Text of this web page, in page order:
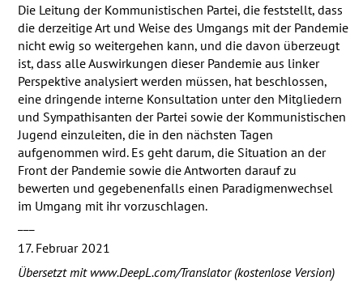
Die Leitung der Kommunistischen Partei, die feststellt, dass
die derzeitige Art und Weise des Umgangs mit der Pandemie
nicht ewig so weitergehen kann, und die davon überzeugt
ist, dass alle Auswirkungen dieser Pandemie aus linker
Perspektive analysiert werden müssen, hat beschlossen,
eine dringende interne Konsultation unter den Mitgliedern
und Sympathisanten der Partei sowie der Kommunistischen
Jugend einzuleiten, die in den nächsten Tagen
aufgenommen wird. Es geht darum, die Situation an der
Front der Pandemie sowie die Antworten darauf zu
bewerten und gegebenenfalls einen Paradigmenwechsel
im Umgang mit ihr vorzuschlagen.
17. Februar 2021
Übersetzt mit www.DeepL.com/Translator (kostenlose Version)